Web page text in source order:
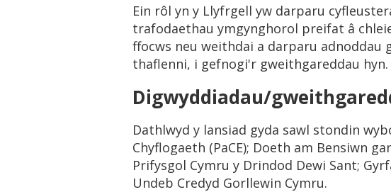
Ein rôl yn y Llyfrgell yw darparu
trafodaethau ymgynghorol preifat â
ffocws neu weithdai a darparu adnoddau
thaflenni, i gefnogi'r gweithgareddau hyn.
Digwyddiadau/
Dathlwyd y lansiad gyda sawl stondin
Chyflogaeth (PaCE); Doeth am Bensiwn
Prifysgol Cymru y Drindod Dewi Sant;
Undeb Credyd Gorllewin Cymru.